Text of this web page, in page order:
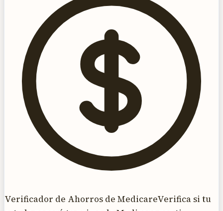
Verificador de Ahorros de MedicareVerifica si tu